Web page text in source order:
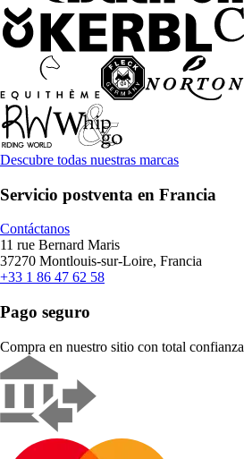
Descubre todas nuestras marcas
Servicio postventa en Francia
Contáctanos
11 rue Bernard Maris
37270 Montlouis-sur-Loire, Francia
+33 1 86 47 62 58
Pago seguro
Compra en nuestro sitio con total confianza